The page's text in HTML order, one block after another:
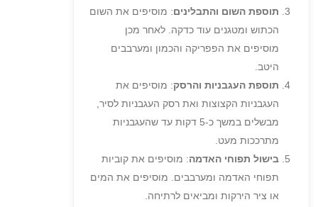
תוספת השום והתבלינים: מוסיפים את השום
הכתוש ומטגנים עוד כדקה. לאחר מכן
מוסיפים את הפפריקה והכמון ומערבבים
היטב.
תוספת העגבניות והרסק: מוסיפים את
העגבניות הקצוצות ואת רסק העגבניות לסיר,
מבשלים במשך כ-5 דקות עד שהעגבניות
מתרככות מעט.
בישול תפוחי האדמה: מוסיפים את קוביות
תפוחי האדמה ומערבבים. מוסיפים את המים
או ציר הירקות ומביאים לרתיחה.